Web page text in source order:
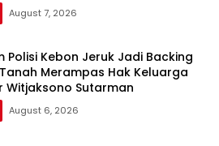
August 7, 2026
Polisi Kebon Jeruk Jadi Backing
Merampas Hak Keluarga
Witjaksono Sutarman
August 6, 2026